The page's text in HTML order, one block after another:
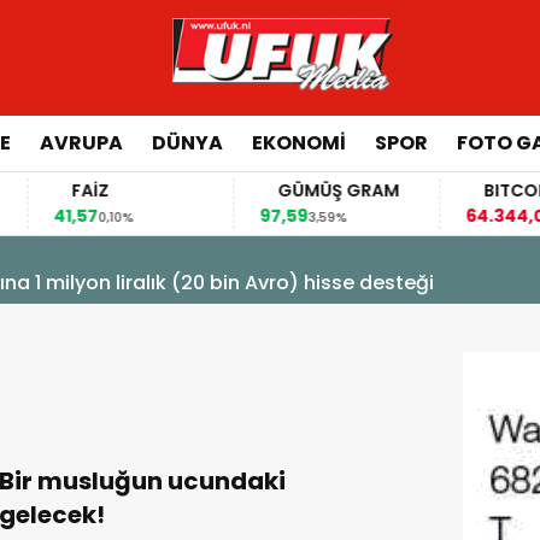
AVRUPA DÜNYA EKONOMI SPOR FOTO
41,570,10%
GÜMÜŞ GRAM
97,593,59%
BITCOIN
64.344,00-
1 milyon liralık (20 bin Avro) hisse desteği
Bir musluğun ucundaki
gelecek!